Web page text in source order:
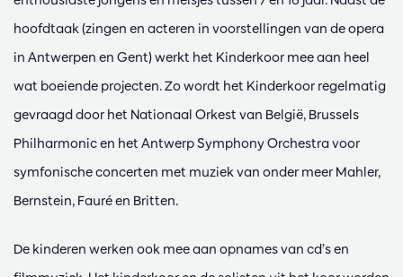
hoofdtaak (zingen en acteren in voorstellingen van de opera
in Antwerpen en Gent) werkt het Kinderkoor mee aan heel
wat boeiende projecten. Zo wordt het Kinderkoor regelmatig
gevraagd door het Nationaal Orkest van België, Brussels
Philharmonic en het Antwerp Symphony Orchestra voor
symfonische concerten met muziek van onder meer Mahler,
Bernstein, Fauré en Britten.
De kinderen werken ook mee aan opnames van cd’s en